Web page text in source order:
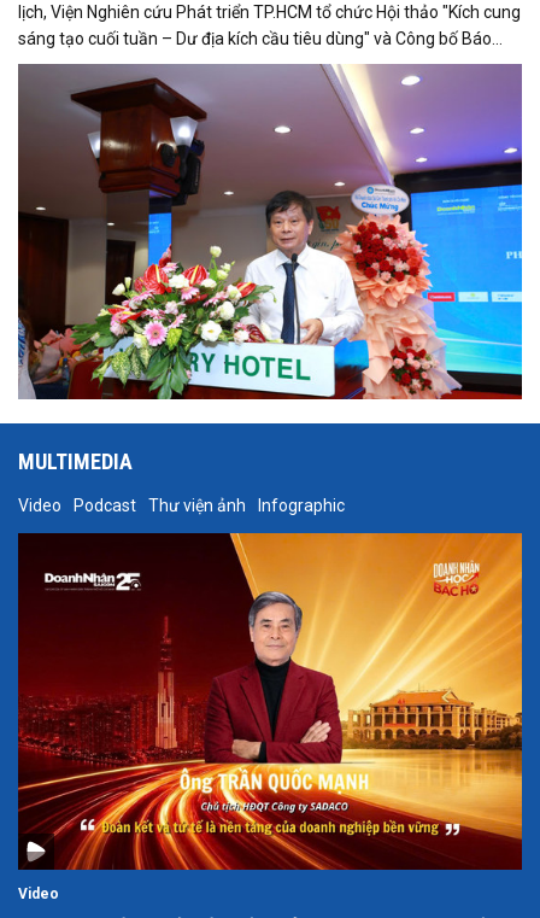
lịch, Viện Nghiên cứu Phát triển TP.HCM tổ chức Hội thảo "Kích cung
sáng tạo cuối tuần – Dư địa kích cầu tiêu dùng" và Công bố Báo
cáo năng lực phát triển doanh nghiệp TP.HCM năm 2025. Trân
trọng giới thiệu phát biểu của ông Trần Trọng Dũng - Phó Chủ tịch
Hội Nhà báo Việt Nam tại Hội thảo.
MULTIMEDIA
Video Podcast Thư viện ảnh Infographic
Video